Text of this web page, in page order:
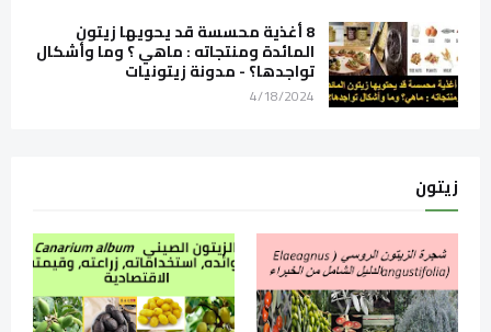
8 أغذية محسسة قد يحويها زيتون
المائدة ومنتجاته : ماهي ؟ وما وأشكال
تواجدها؟ - مدونة زيتونيات
4/18/2024
زيتون